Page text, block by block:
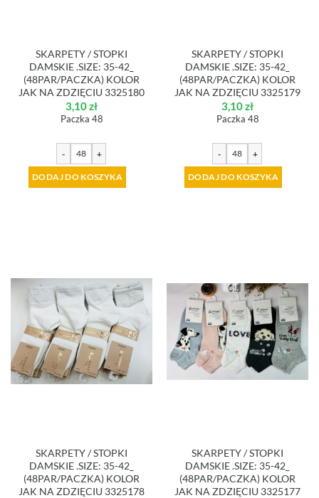
SKARPETY / STOPKI
DAMSKIE .SIZE: 35-42_
(48PAR/PACZKA) KOLOR
JAK NA ZDZIĘCIU 3325180
3,10zł
Paczka 48
- +
DODAJ DO KOSZYKA
SKARPETY / STOPKI
DAMSKIE .SIZE: 35-42_
(48PAR/PACZKA) KOLOR
JAK NA ZDZIĘCIU 3325179
3,10zł
Paczka 48
- +
DODAJ DO KOSZYKA
SKARPETY / STOPKI
DAMSKIE .SIZE: 35-42_
(48PAR/PACZKA) KOLOR
JAK NA ZDZIĘCIU 3325178
SKARPETY / STOPKI
DAMSKIE .SIZE: 35-42_
(48PAR/PACZKA) KOLOR
JAK NA ZDZIĘCIU 3325177